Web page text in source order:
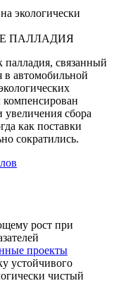
экологически
ПАЛЛАДИЯ
палладия, связанный
в автомобильной
увеличения сбора
как поставки
сократились.
рост при
проекты
устойчивого
чистый